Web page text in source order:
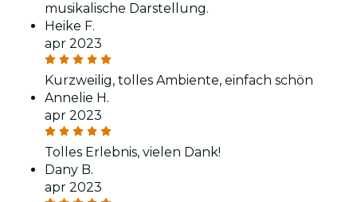
musikalische Darstellung.
Heike F.
apr 2023
Kurzweilig, tolles Ambiente, einfach schön
Annelie H.
apr 2023
Tolles Erlebnis, vielen Dank!
Dany B.
apr 2023